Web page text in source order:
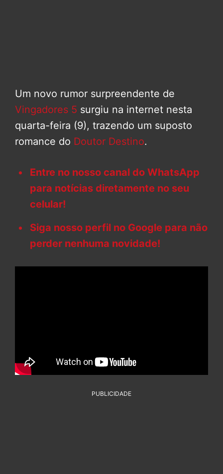
Um novo rumor surpreendente de
Vingadores 5 surgiu na internet nesta
quarta-feira (9), trazendo um suposto
romance do Doutor Destino.
Entre no nosso canal do WhatsApp
para notícias diretamente no seu
celular!
Siga nosso perfil no Google para não
perder nenhuma novidade!
PUBLICIDADE